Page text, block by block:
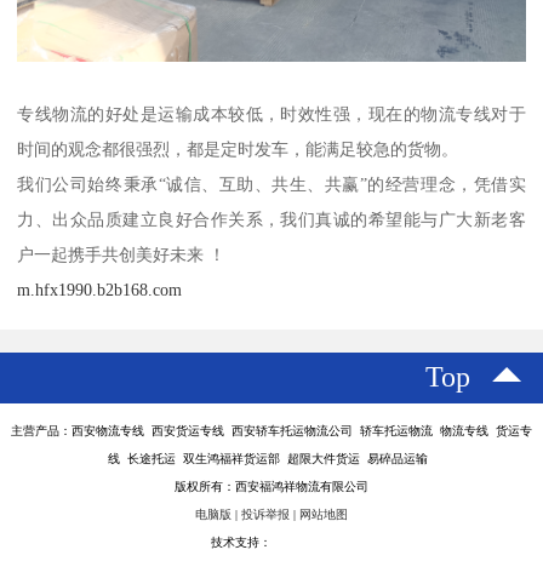
专线物流的好处是运输成本较低，时效性强，现在的物流专线对于
时间的观念都很强烈，都是定时发车，能满足较急的货物。
我们公司始终秉承“诚信、互助、共生、共赢”的经营理念，凭借实
力、出众品质建立良好合作关系，我们真诚的希望能与广大新老客
户一起携手共创美好未来 ！
m.hfx1990.b2b168.com
Top
主营产品：西安物流专线 西安货运专线 西安轿车托运物流公司 轿车托运物流 物流专线 货运专
线 长途托运 双生鸿福祥货运部 超限大件货运 易碎品运输
版权所有：西安福鸿祥物流有限公司
电脑版 投诉举报 网站地图
技术支持：